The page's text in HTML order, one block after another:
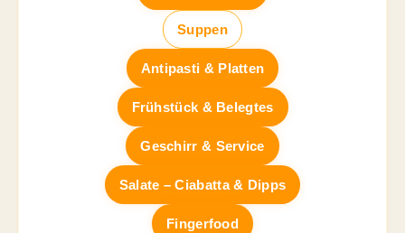
Suppen
Antipasti & Platten
Frühstück & Belegtes
Geschirr & Service
Salate – Ciabatta & Dipps
Fingerfood